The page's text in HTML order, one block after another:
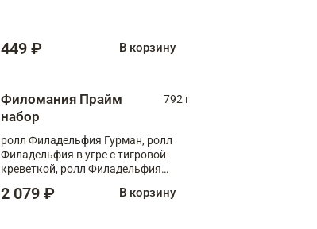
449 ₽ В корзину
Филомания Прайм
набор
792 г
ролл Филадельфия Гурман, ролл
Филадельфия в угре с тигровой
креветкой, ролл Филадельфия
2 079 ₽ В корзину